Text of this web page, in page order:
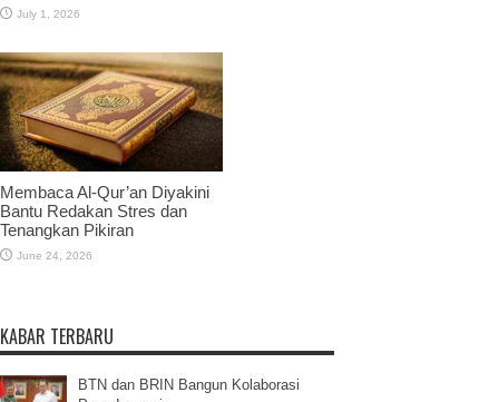
July 1, 2026
Membaca Al-Qur’an Diyakini
Bantu Redakan Stres dan
Tenangkan Pikiran
June 24, 2026
KABAR TERBARU
BTN dan BRIN Bangun Kolaborasi